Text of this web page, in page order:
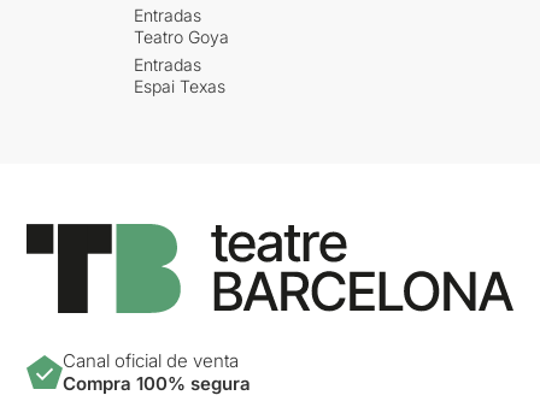
Entradas
Teatro Goya
Entradas
Espai Texas
Canal oficial de venta
Compra 100% segura